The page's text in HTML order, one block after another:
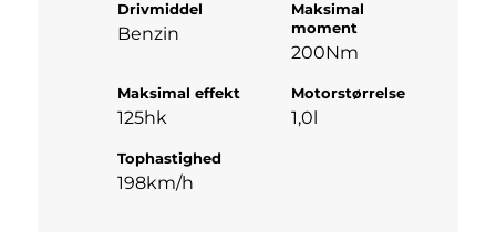
Drivmiddel
Benzin
Maksimal
moment
200Nm
Maksimal effekt
125hk
Motorstørrelse
1,0l
Tophastighed
198km/h